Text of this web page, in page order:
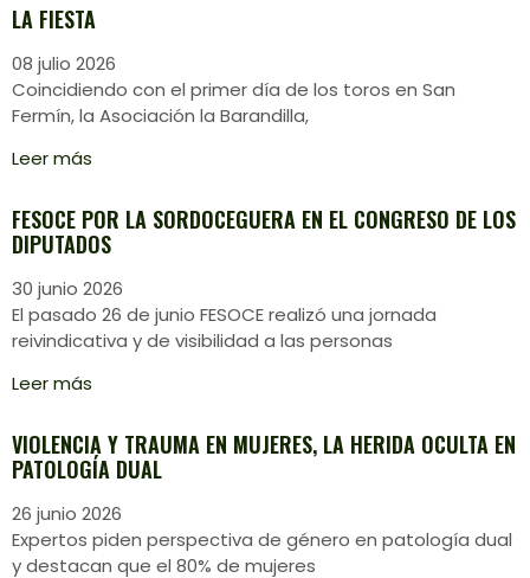
LA FIESTA
08 julio 2026
Coincidiendo con el primer día de los toros en San
Fermín, la Asociación la Barandilla,
Leer más
FESOCE POR LA SORDOCEGUERA EN EL CONGRESO DE LOS
DIPUTADOS
30 junio 2026
El pasado 26 de junio FESOCE realizó una jornada
reivindicativa y de visibilidad a las personas
Leer más
VIOLENCIA Y TRAUMA EN MUJERES, LA HERIDA OCULTA EN
PATOLOGÍA DUAL
26 junio 2026
Expertos piden perspectiva de género en patología dual
y destacan que el 80% de mujeres